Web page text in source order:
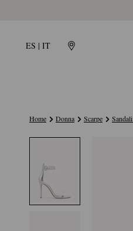
ES | IT
Home Donna Scarpe